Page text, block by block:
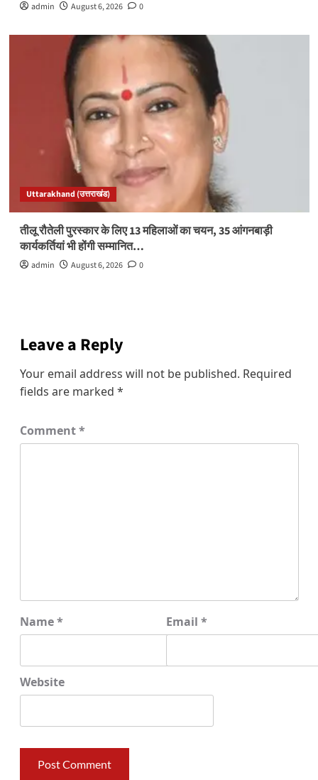
admin August 6, 2026 0
Uttarakhand (उत्तराखंड)
तीलू रौतेली पुरस्कार के लिए 13 महिलाओं का चयन, 35 आंगनबाड़ी
कार्यकर्तियां भी होंगी सम्मानित…
admin August 6, 2026 0
Leave a Reply
Your email address will not be published. Required
fields are marked *
Comment*
Name* Email *
Website